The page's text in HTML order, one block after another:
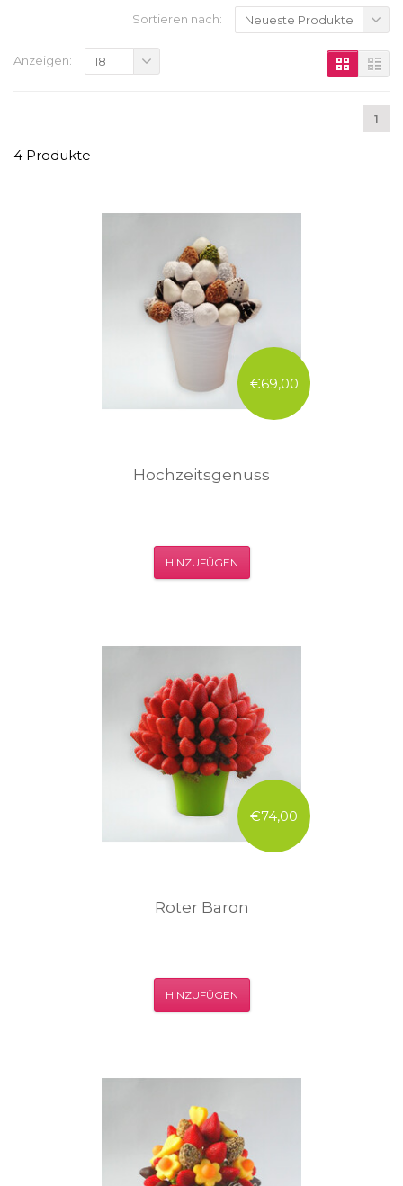
Sortieren nach: Neueste Produkte
1
Anzeigen: 18
4 Produkte
€69,00
Hochzeitsgenuss
HINZUFÜGEN
€74,00
Roter Baron
HINZUFÜGEN